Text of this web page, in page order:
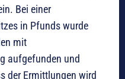
Bei einer
in Pfunds wurde
mit
aufgefunden und
der Ermittlungen wird